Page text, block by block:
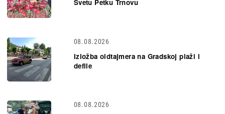
Svetu Petku Trnovu
08.08.2026
Izložba oldtajmera na Gradskoj plaži i
defile
08.08.2026